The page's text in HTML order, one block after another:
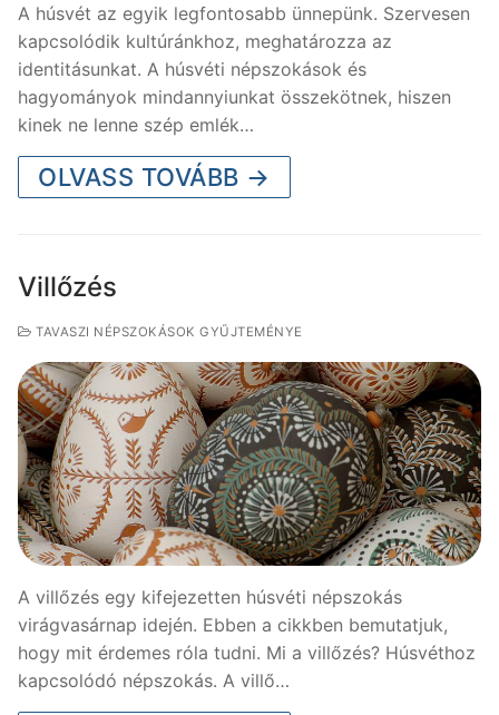
A húsvét az egyik legfontosabb ünnepünk. Szervesen
kapcsolódik kultúránkhoz, meghatározza az
identitásunkat. A húsvéti népszokások és
hagyományok mindannyiunkat összekötnek, hiszen
kinek ne lenne szép emlék…
OLVASS TOVÁBB →
Villőzés
TAVASZI NÉPSZOKÁSOK GYŰJTEMÉNYE
A villőzés egy kifejezetten húsvéti népszokás
virágvasárnap idején. Ebben a cikkben bemutatjuk,
hogy mit érdemes róla tudni. Mi a villőzés? Húsvéthoz
kapcsolódó népszokás. A villő…